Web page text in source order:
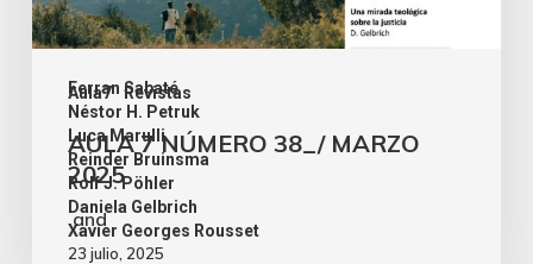
Aula7 Revistas
AULA 7 NÚMERO 38_/ MARZO
2025
Ferran Sabaté
,
Néstor H. Petruk
,
Luca Marulli
,
Reinder Bruinsma
,
Rolf J. Pöhler
,
Daniela Gelbrich
and
Xavier Georges Rousset
23 julio, 2025